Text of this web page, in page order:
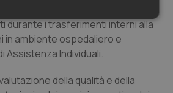
durante i trasferimenti interni alla
in ambiente ospedaliero e
Assistenza Individuali.
della qualità e della
Statistici Marketing